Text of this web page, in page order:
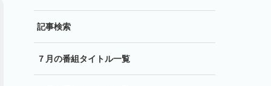
記事検索
７月の番組タイトル一覧